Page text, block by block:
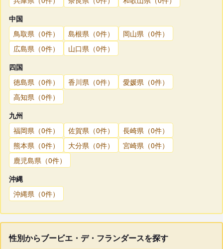
中国
鳥取県（0件）
島根県（0件）
岡山県（0件）
広島県（0件）
山口県（0件）
四国
徳島県（0件）
香川県（0件）
愛媛県（0件）
高知県（0件）
九州
福岡県（0件）
佐賀県（0件）
長崎県（0件）
熊本県（0件）
大分県（0件）
宮崎県（0件）
鹿児島県（0件）
沖縄
沖縄県（0件）
性別からブービエ・デ・フランダースを探す